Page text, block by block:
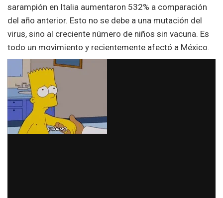
sarampión en Italia aumentaron 532% a comparación
del año anterior. Esto no se debe a una mutación del
virus, sino al creciente número de niños sin vacuna. Es
todo un movimiento y recientemente afectó a México.